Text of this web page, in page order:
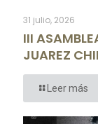
31 julio, 2026
III
JUAREZ
Leer más